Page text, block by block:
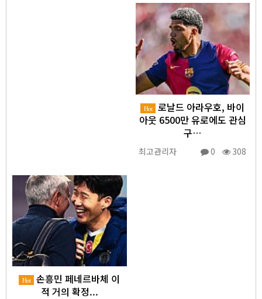
Hot
로날드 아라우호, 바이
아웃 6500만 유로에도 관심
구…
최고관리자 0 308
Hot
손흥민 페네르바체 이
적 거의 확정...